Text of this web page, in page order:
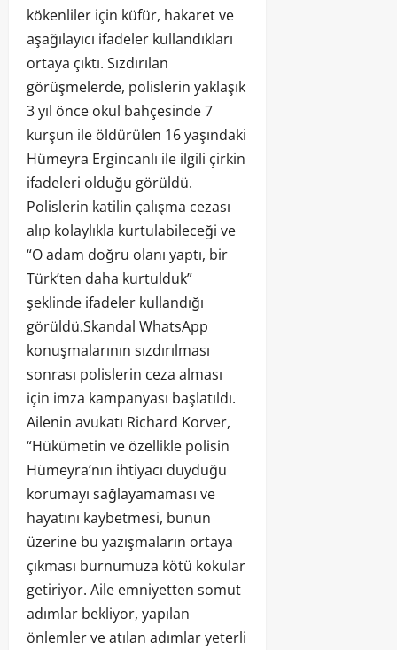
kökenliler için küfür, hakaret ve
aşağılayıcı ifadeler kullandıkları
ortaya çıktı. Sızdırılan
görüşmelerde, polislerin yaklaşık
3 yıl önce okul bahçesinde 7
kurşun ile öldürülen 16 yaşındaki
Hümeyra Ergincanlı ile ilgili çirkin
ifadeleri olduğu görüldü.
Polislerin katilin çalışma cezası
alıp kolaylıkla kurtulabileceği ve
“O adam doğru olanı yaptı, bir
Türk’ten daha kurtulduk”
şeklinde ifadeler kullandığı
görüldü.Skandal WhatsApp
konuşmalarının sızdırılması
sonrası polislerin ceza alması
için imza kampanyası başlatıldı.
Ailenin avukatı Richard Korver,
“Hükümetin ve özellikle polisin
Hümeyra’nın ihtiyacı duyduğu
korumayı sağlayamaması ve
hayatını kaybetmesi, bunun
üzerine bu yazışmaların ortaya
çıkması burnumuza kötü kokular
getiriyor. Aile emniyetten somut
adımlar bekliyor, yapılan
önlemler ve atılan adımlar yeterli